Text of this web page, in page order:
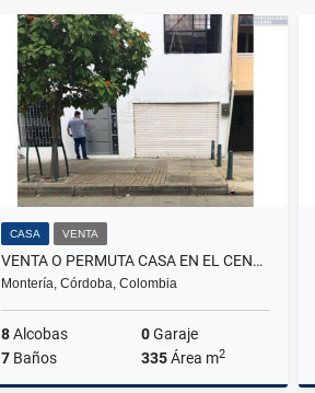
CASA VENTA
VENTA O PERMUTA CASA EN EL CENTRO DE MONTERÍA CÓRDOBA COLOMBIA
Montería, Córdoba, Colombia
8Alcobas 0Garaje
7 Baños 335Área m2